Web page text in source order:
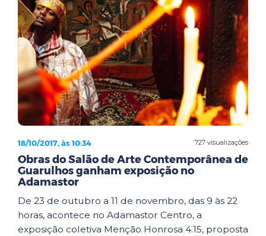
727 visualizações
18/10/2017, às 10:34
Obras do Salão de Arte Contemporânea de
Guarulhos ganham exposição no
Adamastor
De 23 de outubro a 11 de novembro, das 9 às 22
horas, acontece no Adamastor Centro, a
exposição coletiva Menção Honrosa 4.15, proposta